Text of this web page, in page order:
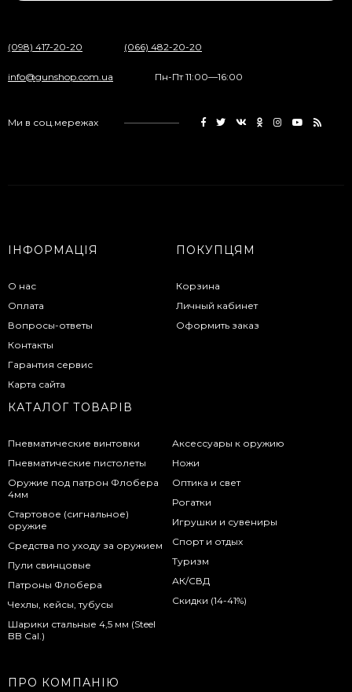
(098) 417-20-20 (066) 482-20-20
info@gunshop.com.ua Пн-Пт 11:00—16:00
Ми в соц.мережах
ІНФОРМАЦІЯ
О нас
Оплата
Вопросы-ответы
Контакты
Гарантия сервис
Карта сайта
ПОКУПЦЯМ
Корзина
Личный кабинет
Оформить заказ
КАТАЛОГ ТОВАРІВ
Пневматические винтовки
Пневматические пистолеты
Оружие под патрон Флобера
4мм
Стартовое (сигнальное)
оружие
Средства по уходу за оружием
Пули свинцовые
Патроны Флобера
Чехлы, кейсы, тубусы
Шарики стальные 4,5 мм (Steel
BB Cal.)
Аксессуары к оружию
Ножи
Оптика и свет
Рогатки
Игрушки и сувениры
Спорт и отдых
Туризм
АК/СВД
Скидки (14-41%)
ПРО КОМПАНІЮ